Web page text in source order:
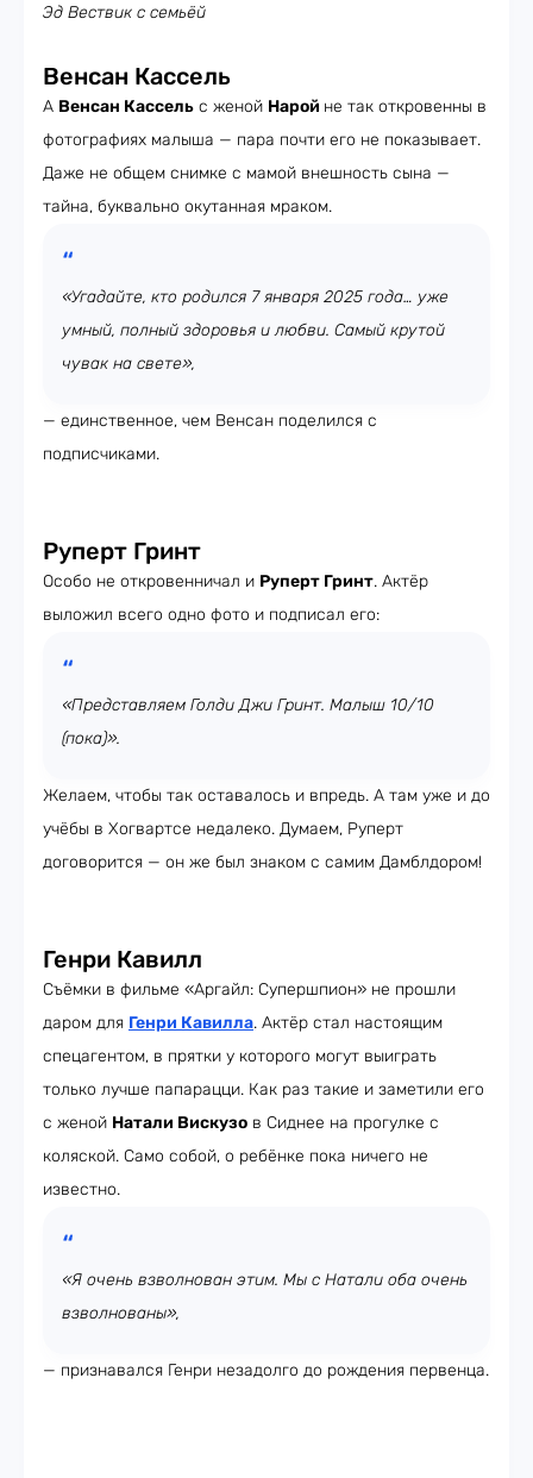
Эд Вествик с семьёй
Венсан Кассель
А Венсан Кассель с женой Нарой не так откровенны в
фотографиях малыша — пара почти его не показывает.
Даже не общем снимке с мамой внешность сына —
тайна, буквально окутанная мраком.
«Угадайте, кто родился 7 января 2025 года… уже
умный, полный здоровья и любви. Самый крутой
чувак на свете»,
— единственное, чем Венсан поделился с
подписчиками.
Руперт Гринт
Особо не откровенничал и Руперт Гринт. Актёр
выложил всего одно фото и подписал его:
«Представляем Голди Джи Гринт. Малыш 10/10
(пока)».
Желаем, чтобы так оставалось и впредь. А там уже и до
учёбы в Хогвартсе недалеко. Думаем, Руперт
договорится — он же был знаком с самим Дамблдором!
Генри Кавилл
Съёмки в фильме «Аргайл: Супершпион» не прошли
даром для Генри Кавилла. Актёр стал настоящим
спецагентом, в прятки у которого могут выиграть
только лучше папарацци. Как раз такие и заметили его
с женой Натали Вискузо в Сиднее на прогулке с
коляской. Само собой, о ребёнке пока ничего не
известно.
«Я очень взволнован этим. Мы с Натали оба очень
взволнованы»,
— признавался Генри незадолго до рождения первенца.